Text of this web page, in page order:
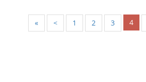
« < 1 2 3 4